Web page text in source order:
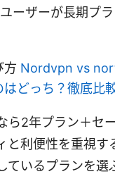
ーザーが長期プ
方 Nordvpn vs
どっち？徹底比
ら2年プラン＋セ
と利便性を重視す
ているプランを選